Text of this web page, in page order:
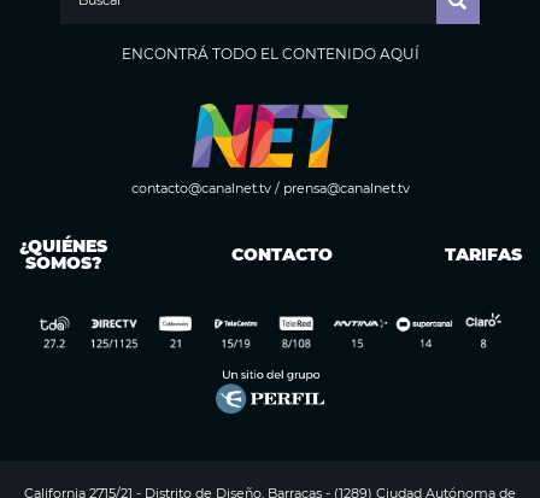
ENCONTRÁ TODO EL CONTENIDO AQUÍ
contacto@canalnet.tv/ prensa@canalnet.tv
¿QUIÉNES
SOMOS? CONTACTO TARIFAS
California 2715/21 - Distrito de Diseño, Barracas - (1289) Ciudad Autónoma de